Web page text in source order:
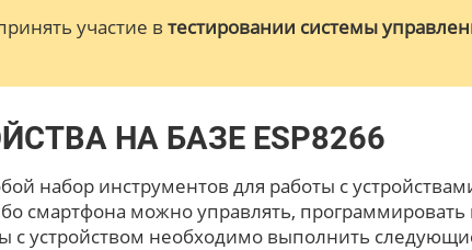
участие в тестировании системы
НА БАЗЕ ESP8266
набор инструментов для работы с
смартфона можно управлять, программировать
с устройством необходимо выполнить